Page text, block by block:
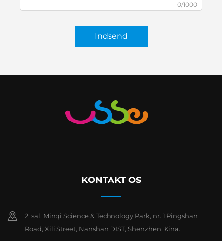
0/1000
Indsend
KONTAKT OS
2. sal, Minqi Science & Technology Park, nr. 1 Pingshan
Road, Xili Street, Nanshan DIST, Shenzhen, Kina.